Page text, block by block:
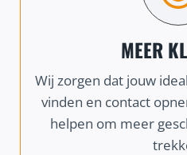
MEER
Wij zorgen dat jouw
vinden en contact
helpen om meer